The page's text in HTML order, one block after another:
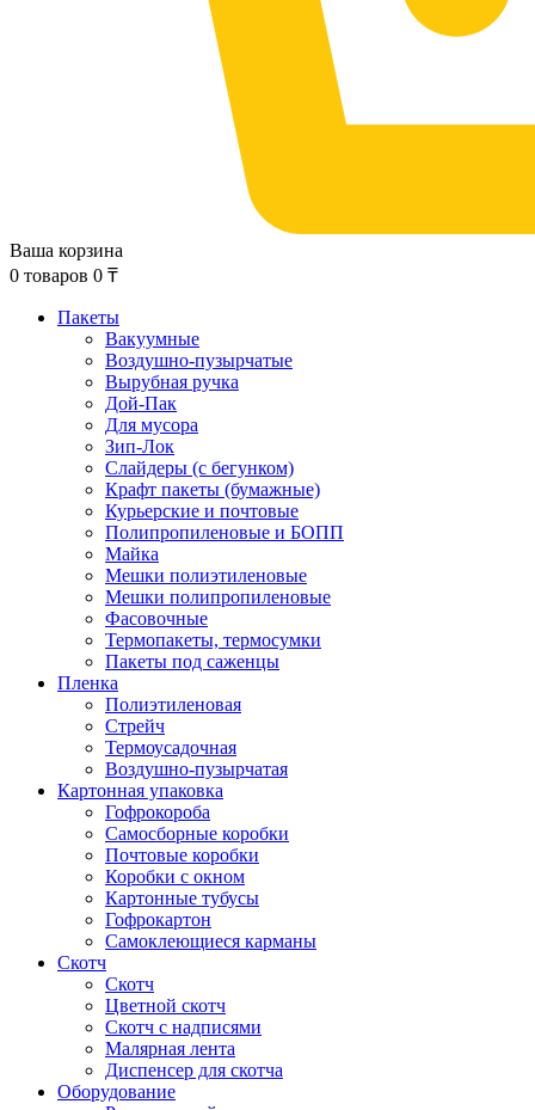
Ваша корзина
0 товаров 0 ₸
Пакеты
Вакуумные
Воздушно-пузырчатые
Вырубная ручка
Дой-Пак
Для мусора
Зип-Лок
Слайдеры (с бегунком)
Крафт пакеты (бумажные)
Курьерские и почтовые
Полипропиленовые и БОПП
Майка
Мешки полиэтиленовые
Мешки полипропиленовые
Фасовочные
Термопакеты, термосумки
Пакеты под саженцы
Пленка
Полиэтиленовая
Стрейч
Термоусадочная
Воздушно-пузырчатая
Картонная упаковка
Гофрокороба
Самосборные коробки
Почтовые коробки
Коробки с окном
Картонные тубусы
Гофрокартон
Самоклеющиеся карманы
Скотч
Скотч
Цветной скотч
Скотч с надписями
Малярная лента
Диспенсер для скотча
Оборудование